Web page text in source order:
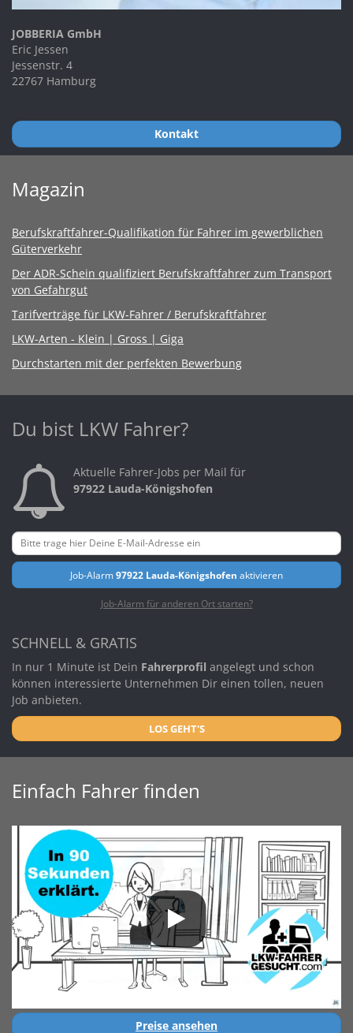
JOBBERIA GmbH
Eric Jessen
Jessenstr. 4
22767 Hamburg
Kontakt
Magazin
Berufskraftfahrer-Qualifikation für Fahrer im gewerblichen
Güterverkehr
Der ADR-Schein qualifiziert Berufskraftfahrer zum Transport
von Gefahrgut
Tarifverträge für LKW-Fahrer / Berufskraftfahrer
LKW-Arten - Klein | Gross | Giga
Durchstarten mit der perfekten Bewerbung
Du bist LKW Fahrer?
Aktuelle Fahrer-Jobs per Mail für
97922 Lauda-Königshofen
Job-Alarm97922 Lauda-Königshofen aktivieren
Job-Alarm für anderen Ort starten?
SCHNELL & GRATIS
In nur 1 Minute ist Dein Fahrerprofil angelegt und schon
können interessierte Unternehmen Dir einen tollen, neuen
Job anbieten.
LOS GEHT'S
Einfach Fahrer finden
Preise ansehen